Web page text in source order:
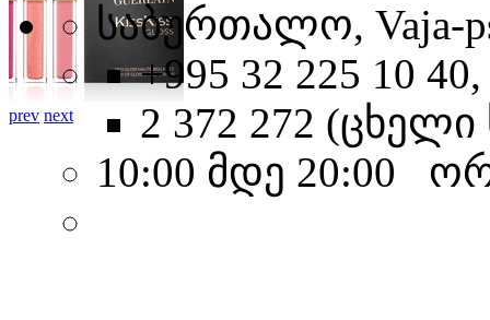
prev next
საბურთალო, Vaja-
+995 32 225 10 40,
2 372 272 (ცხელი
10:00 მდე 20:00